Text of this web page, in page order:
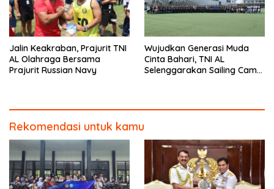
Jalin Keakraban, Prajurit TNI
AL Olahraga Bersama
Prajurit Russian Navy
Wujudkan Generasi Muda
Cinta Bahari, TNI AL
Selenggarakan Sailing Camp
Rekomendasi untuk kamu